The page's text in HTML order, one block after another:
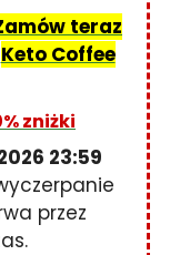
teraz
Keto Coffee
zniżki
23:59
przez